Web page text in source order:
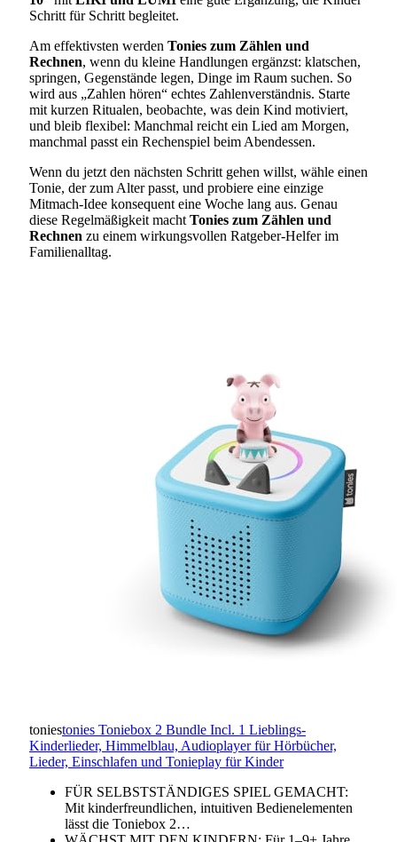
Schritt für Schritt begleitet.
Am effektivsten werden Tonies zum Zählen und
Rechnen, wenn du kleine Handlungen ergänzst: klatschen,
springen, Gegenstände legen, Dinge im Raum suchen. So
wird aus „Zahlen hören“ echtes Zahlenverständnis. Starte
mit kurzen Ritualen, beobachte, was dein Kind motiviert,
und bleib flexibel: Manchmal reicht ein Lied am Morgen,
manchmal passt ein Rechenspiel beim Abendessen.
Wenn du jetzt den nächsten Schritt gehen willst, wähle einen
Tonie, der zum Alter passt, und probiere eine einzige
Mitmach-Idee konsequent eine Woche lang aus. Genau
diese Regelmäßigkeit macht Tonies zum Zählen und
Rechnen zu einem wirkungsvollen Ratgeber-Helfer im
Familienalltag.
toniestonies Toniebox 2 Bundle Incl. 1 Lieblings-
Kinderlieder, Himmelblau, Audioplayer für Hörbücher,
Lieder, Einschlafen und Tonieplay für Kinder
FÜR SELBSTSTÄNDIGES SPIEL GEMACHT:
Mit kinderfreundlichen, intuitiven Bedienelementen
lässt die Toniebox 2…